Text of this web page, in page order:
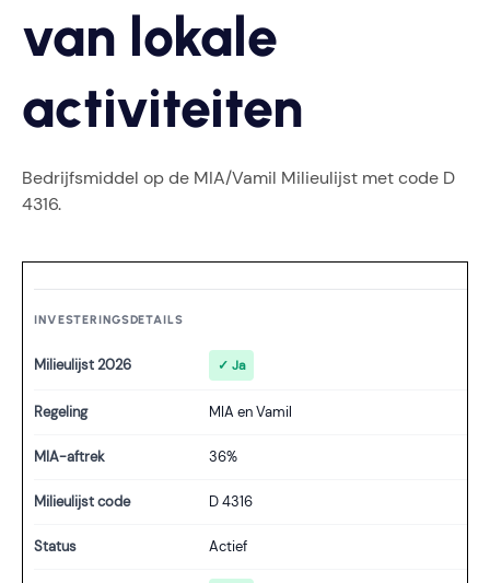
van lokale
activiteiten
Bedrijfsmiddel op de MIA/Vamil Milieulijst met code D
4316.
INVESTERINGSDETAILS
Milieulijst 2026 ✓ Ja
Regeling MIA en Vamil
MIA-aftrek 36%
Milieulijst code D 4316
Status Actief